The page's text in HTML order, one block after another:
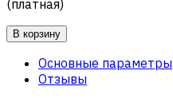
(платная)
В корзину
Основные параметры
Отзывы